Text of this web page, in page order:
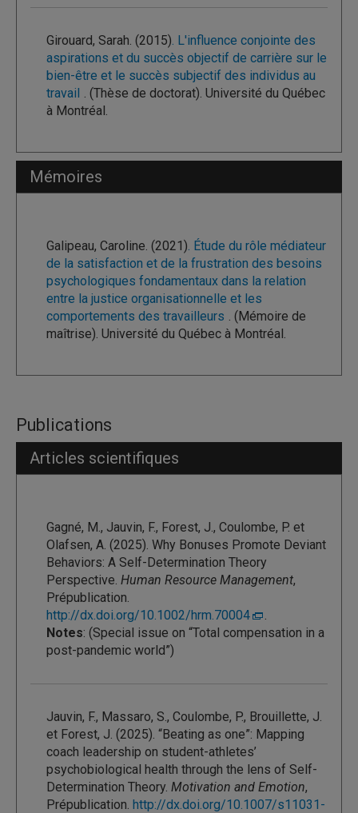
Girouard, Sarah. (2015). L'influence conjointe des
aspirations et du succès objectif de carrière sur le
bien-être et le succès subjectif des individus au
travail . (Thèse de doctorat). Université du Québec
à Montréal.
Mémoires
Galipeau, Caroline. (2021). Étude du rôle médiateur
de la satisfaction et de la frustration des besoins
psychologiques fondamentaux dans la relation
entre la justice organisationnelle et les
comportements des travailleurs . (Mémoire de
maîtrise). Université du Québec à Montréal.
Publications
Articles scientifiques
Gagné, M., Jauvin, F., Forest, J., Coulombe, P. et
Olafsen, A. (2025). Why Bonuses Promote Deviant
Behaviors: A Self-Determination Theory
Perspective. Human Resource Management,
Prépublication.
http://dx.doi.org/10.1002/hrm.70004
.
Notes: (Special issue on “Total compensation in a
post-pandemic world”)
Jauvin, F., Massaro, S., Coulombe, P., Brouillette, J.
et Forest, J. (2025). “Beating as one”: Mapping
coach leadership on student-athletes’
psychobiological health through the lens of Self-
Determination Theory. Motivation and Emotion,
Prépublication. http://dx.doi.org/10.1007/s11031-